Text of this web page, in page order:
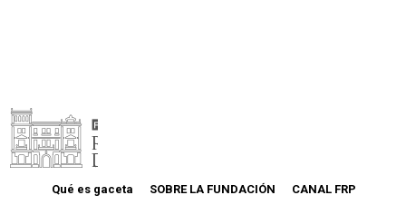
Qué es gaceta SOBRE LA FUNDACIÓN CANAL FRP